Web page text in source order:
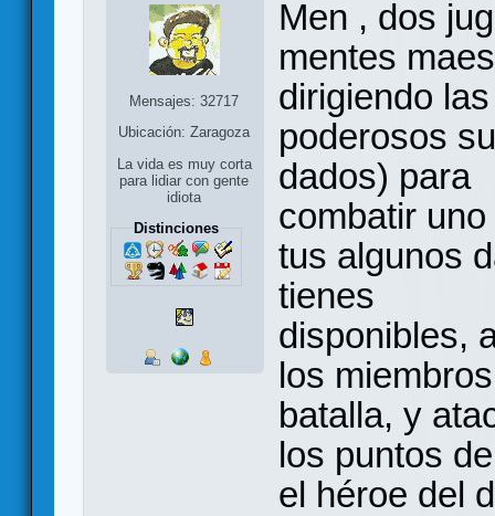
Mensajes: 32717
Ubicación: Zaragoza
La vida es muy corta
para lidiar con gente
idiota
Distinciones
Men , dos
mentes
dirigiendo
poderosos
dados) para
combatir
tus algunos
tienes
disponibles,
los
batalla, y
los puntos
el héroe del